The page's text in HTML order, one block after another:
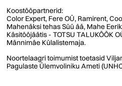
Koostööpartnerid:
Color Expert, Fere OÜ, Ramirent,
Mahenäksi tehas Süü ää, Mahe
Käsitööjäätis - TOTSU TALUKÖÖK
Männimäe Külalistemaja.
Noortelaagri toimumist toetasid
Pagulaste Ülemvoliniku Ameti